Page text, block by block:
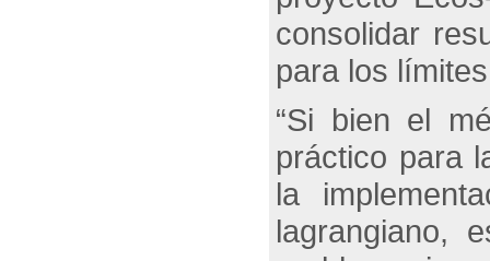
consolidar
para los
“Si bien el
práctico para
la
lagrangiano,